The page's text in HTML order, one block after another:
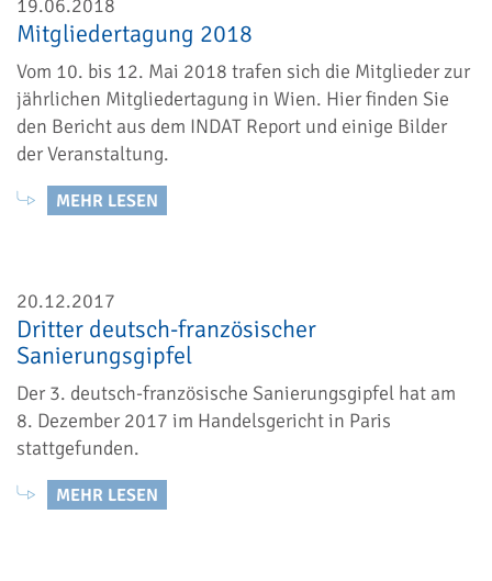
19.06.2018
Mitgliedertagung 2018
Vom 10. bis 12. Mai 2018 trafen sich die Mitglieder zur
jährlichen Mitgliedertagung in Wien. Hier finden Sie
den Bericht aus dem INDAT Report und einige Bilder
der Veranstaltung.
MEHR LESEN
20.12.2017
Dritter deutsch-französischer
Sanierungsgipfel
Der 3. deutsch-französische Sanierungsgipfel hat am
8. Dezember 2017 im Handelsgericht in Paris
stattgefunden.
MEHR LESEN